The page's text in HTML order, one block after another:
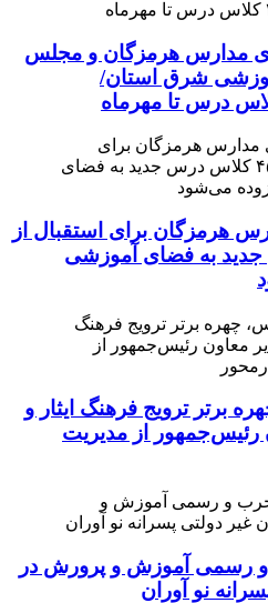
مدارس هرمزگان و مجلس
شرق استان/
هرمزگان برای استقبال از
درس جدید به فضای آموزشی
برتر ترویج فرهنگ ایثار و
رئیس‌جمهور از مدیریت
رسمی آموزش و پرورش در
نو آوران